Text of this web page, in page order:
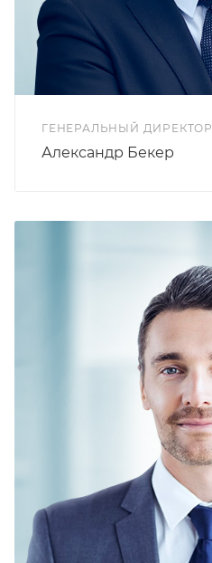
ГЕНЕРАЛЬНЫЙ ДИРЕКТОР
Александр Бекер